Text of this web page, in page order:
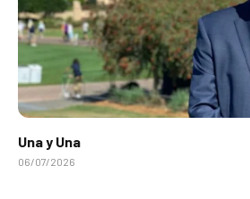
Una y Una
06/07/2026